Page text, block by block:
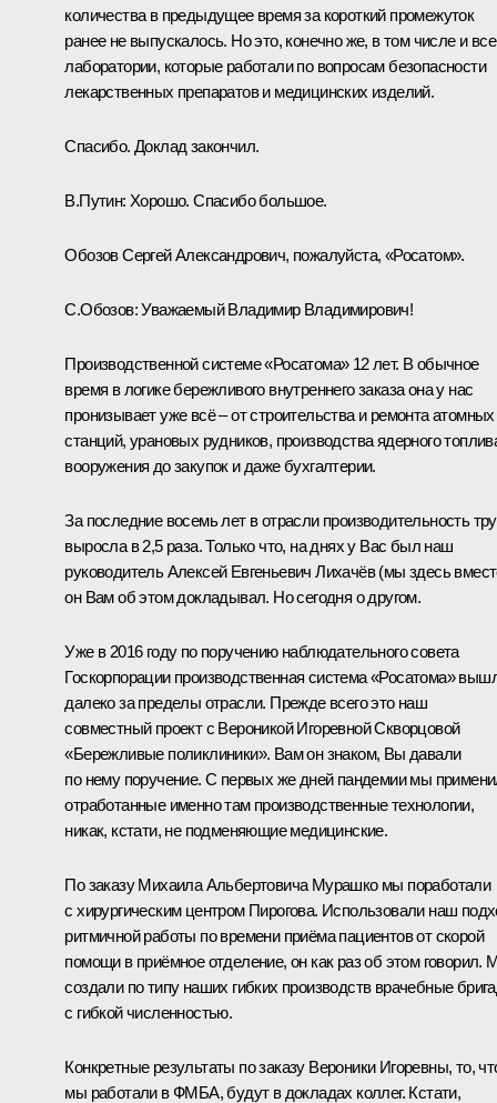
количества в предыдущее время за короткий промежуток
ранее не выпускалось. Но это, конечно же, в том числе и все
лаборатории, которые работали по вопросам безопасности
лекарственных препаратов и медицинских изделий.
Спасибо. Доклад закончил.
В.Путин: Хорошо. Спасибо большое.
Обозов Сергей Александрович, пожалуйста, «Росатом».
С.Обозов:Уважаемый Владимир Владимирович!
Производственной системе «Росатома» 12 лет. В обычное
время в логике бережливого внутреннего заказа она у нас
пронизывает уже всё – от строительства и ремонта атомных
станций, урановых рудников, производства ядерного
вооружения до закупок и даже бухгалтерии.
За последние восемь лет в отрасли производительность
выросла в 2,5 раза. Только что, на днях у Вас был наш
руководитель Алексей Евгеньевич Лихачёв (мы здесь
он Вам об этом докладывал. Но сегодня о другом.
Уже в 2016 году по поручению наблюдательного совета
Госкорпорации производственная система «Росатома»
далеко за пределы отрасли. Прежде всего это наш
совместный проект с Вероникой Игоревной Скворцовой
«Бережливые поликлиники». Вам он знаком, Вы давали
по нему поручение. С первых же дней пандемии мы
отработанные именно там производственные технологии,
никак, кстати, не подменяющие медицинские.
По заказу Михаила Альбертовича Мурашко мы поработали
с хирургическим центром Пирогова. Использовали наш
ритмичной работы по времени приёма пациентов от скорой
помощи в приёмное отделение, он как раз об этом говорил.
создали по типу наших гибких производств врачебные
с гибкой численностью.
Конкретные результаты по заказу Вероники Игоревны, то,
мы работали в ФМБА, будут в докладах коллег. Кстати,